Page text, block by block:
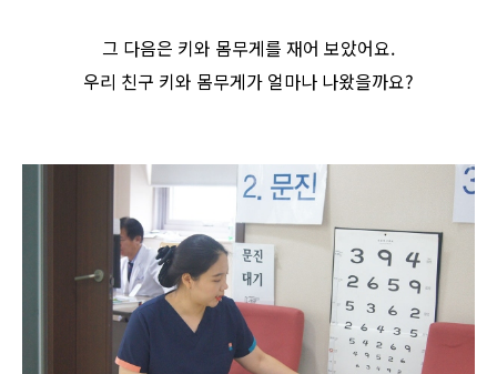
그 다음은 키와 몸무게를 재어 보았어요.
우리 친구 키와 몸무게가 얼마나 나왔을까요?